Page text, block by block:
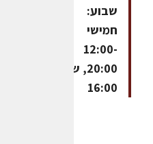
שבוע:
חמישי
12:00-
16:00